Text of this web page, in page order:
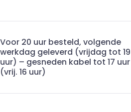
Voor 20 uur besteld, volgende
werkdag geleverd (vrijdag tot 19
uur) – gesneden kabel tot 17 uur
(vrij. 16 uur)